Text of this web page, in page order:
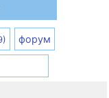
форум